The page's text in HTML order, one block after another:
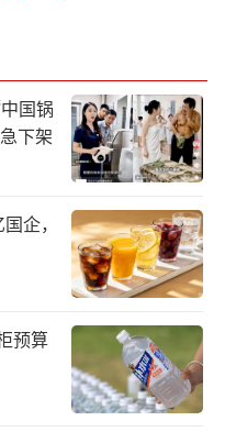
了理想汽车。特别
认为是指理想汽车
。去年理想曾因为
上进行了扩充。不
，理想似乎一直在进
国锅
下架
企，
预算